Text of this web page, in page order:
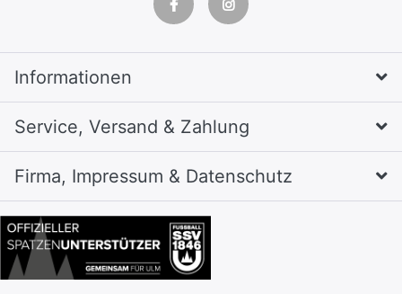
Informationen
Service, Versand & Zahlung
Firma, Impressum & Datenschutz